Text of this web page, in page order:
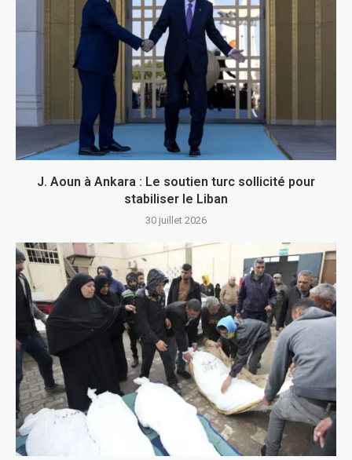
J. Aoun à Ankara : Le soutien turc sollicité pour
stabiliser le Liban
30 juillet 2026